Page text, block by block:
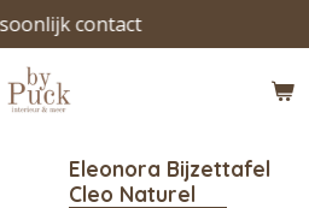
contact
Eleonora Bijzettafel
Cleo Naturel